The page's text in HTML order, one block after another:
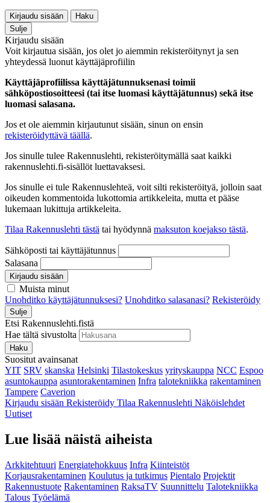
Kirjaudu sisään
Haku
Sulje
Kirjaudu sisään
Voit kirjautua sisään, jos olet jo aiemmin rekisteröitynyt ja sen
yhteydessä luonut käyttäjäprofiilin
Käyttäjäprofiilissa käyttäjätunnuksenasi toimii
sähköpostiosoitteesi (tai itse luomasi käyttäjätunnus) sekä itse
luomasi salasana.
Jos et ole aiemmin kirjautunut sisään, sinun on ensin
rekisteröidyttävä täällä.
Jos sinulle tulee Rakennuslehti, rekisteröitymällä saat kaikki
rakennuslehti.fi-sisällöt luettavaksesi.
Jos sinulle ei tule Rakennuslehteä, voit silti rekisteröityä, jolloin saat
oikeuden kommentoida lukottomia artikkeleita, mutta et pääse
lukemaan lukittuja artikkeleita.
Tilaa Rakennuslehti tästä tai hyödynnä maksuton koejakso tästä.
Sähköposti tai käyttäjätunnus
Salasana
Kirjaudu sisään
Muista minut
Unohditko käyttäjätunnuksesi? Unohditko salasanasi? Rekisteröidy
Sulje
Etsi Rakennuslehti.fistä
Hae tältä sivustolta
Haku
Suositut avainsanat
YIT SRV skanska Helsinki Tilastokeskus yrityskauppa NCC Espoo
asuntokauppa asuntorakentaminen Infra talotekniikka rakentaminen
Tampere Caverion
Kirjaudu sisään Rekisteröidy Tilaa Rakennuslehti Näköislehdet
Uutiset
Lue lisää näistä aiheista
Arkkitehtuuri Energiatehokkuus Infra Kiinteistöt
Korjausrakentaminen Koulutus ja tutkimus Pientalo Projektit
Rakennustuote Rakentaminen RaksaTV Suunnittelu Talotekniikka
Talous Työelämä